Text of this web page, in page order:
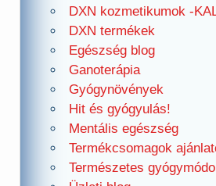
DXN kozmetikumok -
DXN termékek
Egészség blog
Ganoterápia
Gyógynövények
Hit és gyógyulás!
Mentális egészség
Termékcsomagok
Természetes